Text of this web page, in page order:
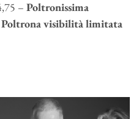
– Poltronissima
Poltrona visibilità limitata